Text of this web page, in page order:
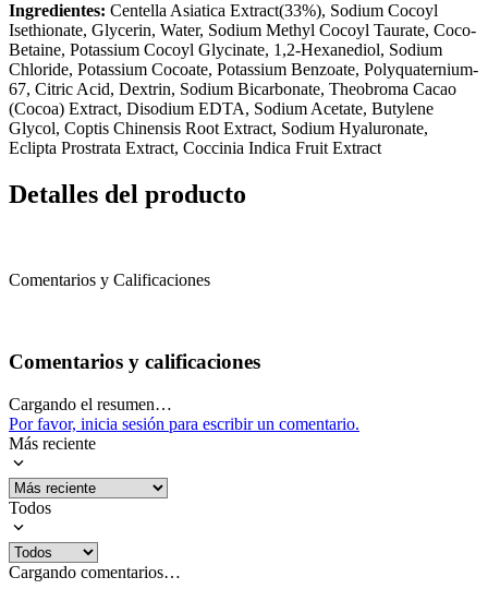
Ingredientes: Centella Asiatica Extract(33%), Sodium Cocoyl
Isethionate, Glycerin, Water, Sodium Methyl Cocoyl Taurate, Coco-
Betaine, Potassium Cocoyl Glycinate, 1,2-Hexanediol, Sodium
Chloride, Potassium Cocoate, Potassium Benzoate, Polyquaternium-
67, Citric Acid, Dextrin, Sodium Bicarbonate, Theobroma Cacao
(Cocoa) Extract, Disodium EDTA, Sodium Acetate, Butylene
Glycol, Coptis Chinensis Root Extract, Sodium Hyaluronate,
Eclipta Prostrata Extract, Coccinia Indica Fruit Extract
Detalles del producto
Comentarios y Calificaciones
Comentarios y calificaciones
Cargando el resumen…
Por favor, inicia sesión para escribir un comentario.
Más reciente
Todos
Cargando comentarios…